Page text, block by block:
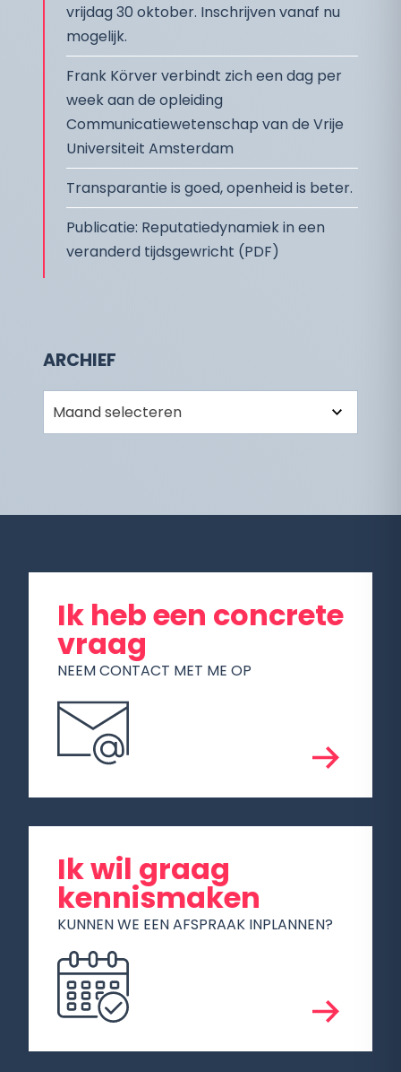
vrijdag 30 oktober. Inschrijven vanaf nu
mogelijk.
Frank Körver verbindt zich een dag per
week aan de opleiding
Communicatiewetenschap van de Vrije
Universiteit Amsterdam
Transparantie is goed, openheid is beter.
Publicatie: Reputatiedynamiek in een
veranderd tijdsgewricht (PDF)
ARCHIEF
Archief
Ik heb een concrete
vraag
NEEM CONTACT MET ME OP
Ik wil graag
kennismaken
KUNNEN WE EEN AFSPRAAK INPLANNEN?